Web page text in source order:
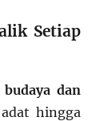
Setiap
dan
hingga